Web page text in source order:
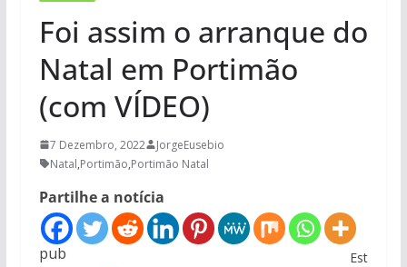
Foi assim o arranque do
Natal em Portimão
(com VÍDEO)
7 Dezembro, 2022
JorgeEusebio
Natal,Portimão,Portimão Natal
Partilhe a notícia
pub
Est